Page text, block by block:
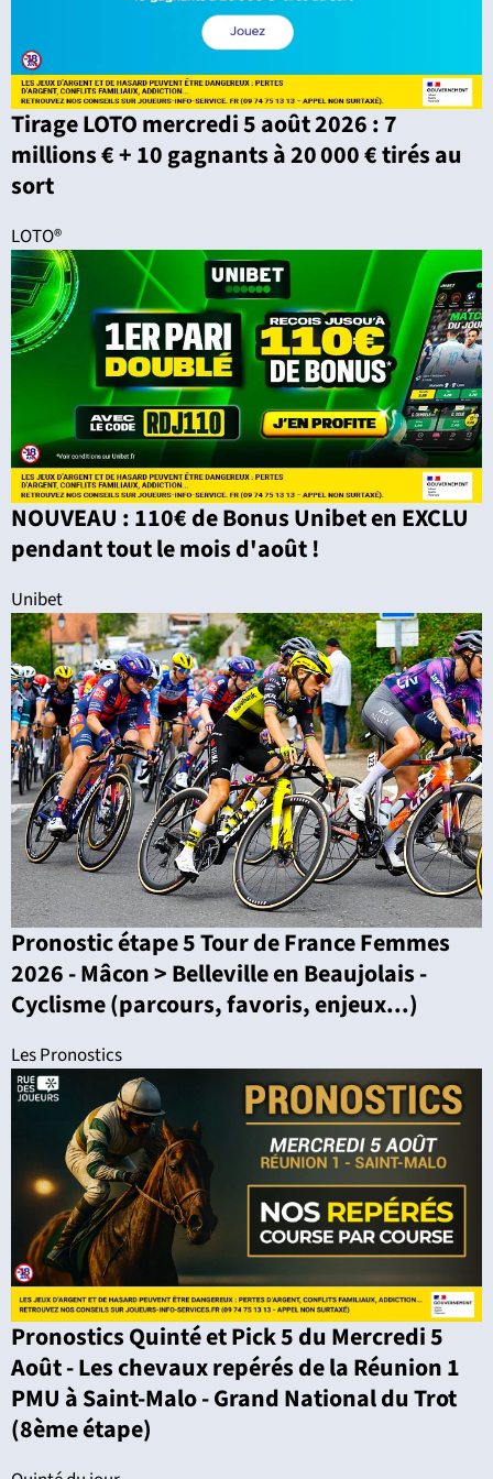
Tirage LOTO mercredi 5 août 2026 : 7
millions € + 10 gagnants à 20 000 € tirés au
sort
LOTO®
NOUVEAU : 110€ de Bonus Unibet en EXCLU
pendant tout le mois d'août !
Unibet
Pronostic étape 5 Tour de France Femmes
2026 - Mâcon > Belleville en Beaujolais -
Cyclisme (parcours, favoris, enjeux...)
Les Pronostics
Pronostics Quinté et Pick 5 du Mercredi 5
Août - Les chevaux repérés de la Réunion 1
PMU à Saint-Malo - Grand National du Trot
(8ème étape)